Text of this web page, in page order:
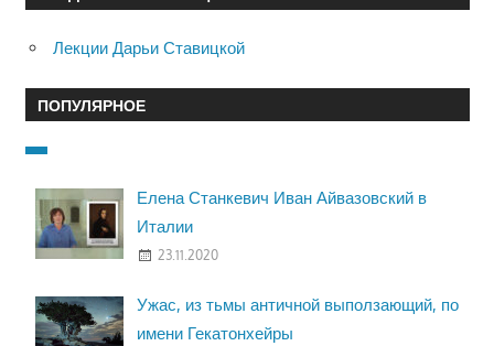
Лекции Дарьи Ставицкой
ПОПУЛЯРНОЕ
Елена Станкевич Иван Айвазовский в
Италии
23.11.2020
Ужас, из тьмы античной выползающий, по
имени Гекатонхейры